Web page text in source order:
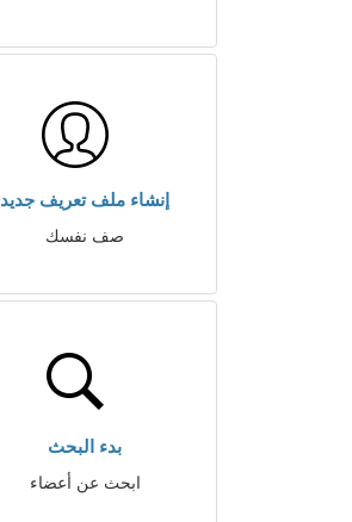
إنشاء ملف تعريف جديد
صف نفسك
بدء البحث
ابحث عن أعضاء